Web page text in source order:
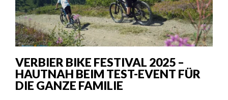
VERBIER BIKE FESTIVAL 2025 –
HAUTNAH BEIM TEST-EVENT FÜR
DIE GANZE FAMILIE